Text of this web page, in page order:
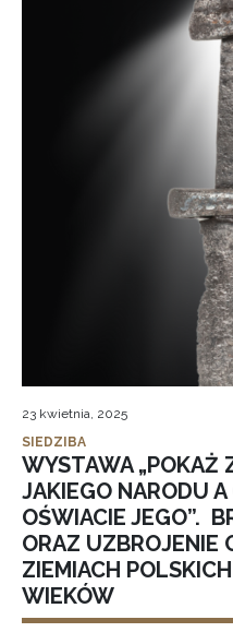
23 kwietnia, 2025
SIEDZIBA
WYSTAWA „POKAŻ
JAKIEGO NARODU
OŚWIACIE JEGO”.
ORAZ UZBROJENIE
ZIEMIACH
WIEKÓW